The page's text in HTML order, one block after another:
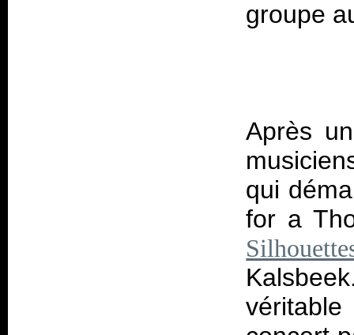
Après
qui
for a